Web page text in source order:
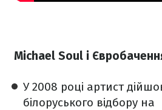
Michael Soul і
У 2008 році артист
білоруського відбору на